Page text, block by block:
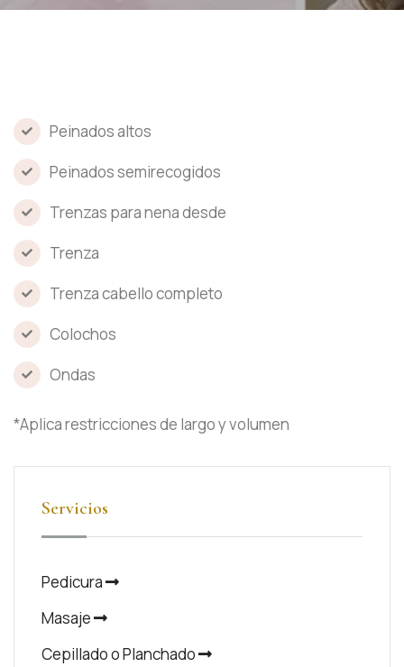
Peinados altos
Peinados semirecogidos
Trenzas para nena desde
Trenza
Trenza cabello completo
Colochos
Ondas
*Aplica restricciones de largo y volumen
Servicios
Pedicura
Masaje
Cepillado o Planchado